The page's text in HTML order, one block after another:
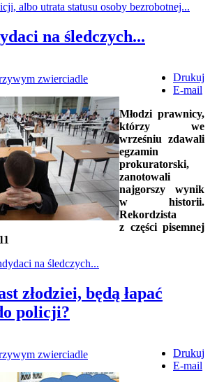
albo utrata statusu osoby bezrobotnej...
na śledczych...
Drukuj
E-mail
zwierciadle
Młodzi prawnicy,
którzy we
wrześniu zdawali
egzamin
prokuratorski,
zanotowali
najgorszy wynik
w historii.
Rekordzista
z części pisemnej
na śledczych...
złodziei, będą łapać
policji?
Drukuj
E-mail
zwierciadle